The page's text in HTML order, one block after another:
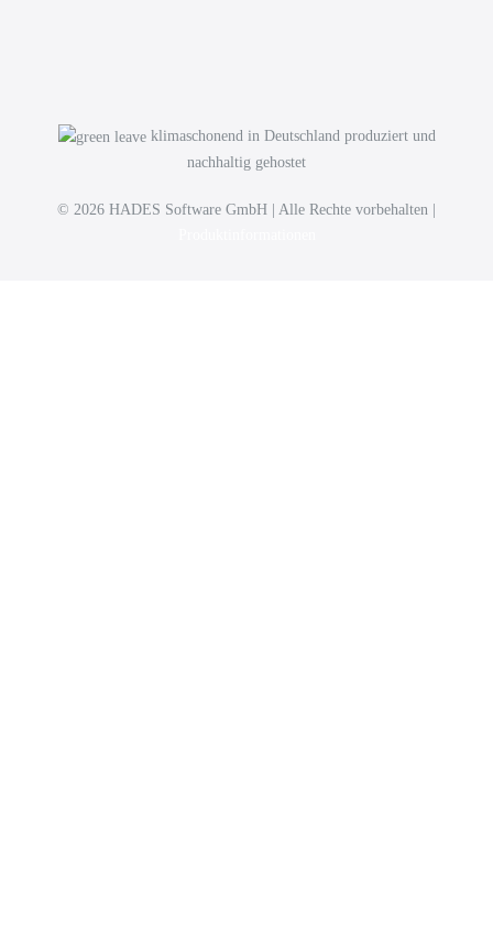
klimaschonend in Deutschland produziert und
nachhaltig gehostet
© 2026 HADES Software GmbH | Alle Rechte vorbehalten |